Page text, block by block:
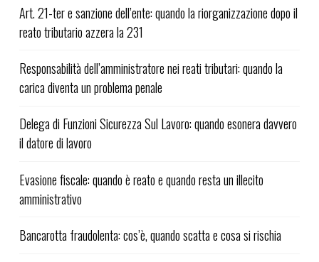
Art. 21-ter e sanzione dell’ente: quando la riorganizzazione dopo il
reato tributario azzera la 231
Responsabilità dell’amministratore nei reati tributari: quando la
carica diventa un problema penale
Delega di Funzioni Sicurezza Sul Lavoro: quando esonera davvero
il datore di lavoro
Evasione fiscale: quando è reato e quando resta un illecito
amministrativo
Bancarotta fraudolenta: cos’è, quando scatta e cosa si rischia